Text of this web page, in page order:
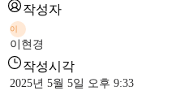
작성자
이
이현경
작성시각
2025년 5월 5일 오후 9:33